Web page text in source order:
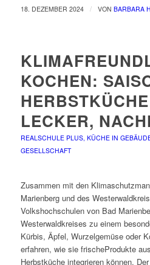
18. DEZEMBER 2024 / VON BARBARA
KOCHEN:
LECKER,
REALSCHULE PLUS, KÜCHE IN
GESELLSCHAFT
Zusammen mit den
Marienberg und des
Volkshochschulen von Bad
Westerwaldkreises zu einem
Kürbis, Äpfel, Wurzelgemüse oder
erfahren, wie sie frischeProdukte
Herbstküche integrieren können.